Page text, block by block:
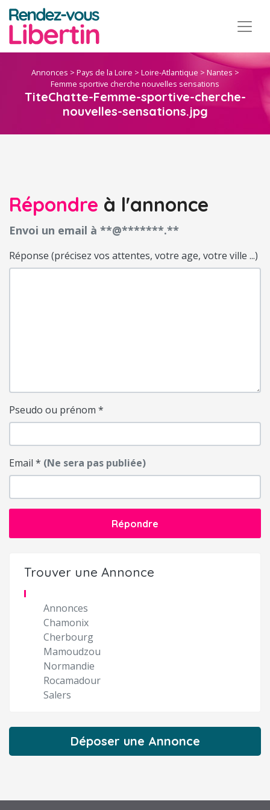
Annonces > Pays de la Loire > Loire-Atlantique > Nantes >
Femme sportive cherche nouvelles sensations
TiteChatte-Femme-sportive-cherche-
nouvelles-sensations.jpg
Répondre à l'annonce
Envoi un email à **@*******.**
Réponse (précisez vos attentes, votre age, votre ville ...)
Pseudo ou prénom *
Email * (Ne sera pas publiée)
Répondre
Trouver une Annonce
Annonces
Chamonix
Cherbourg
Mamoudzou
Normandie
Rocamadour
Salers
Déposer une Annonce